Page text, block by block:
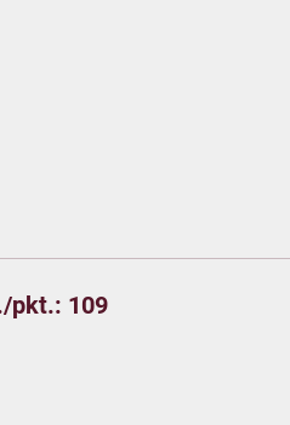
pkt.: 109